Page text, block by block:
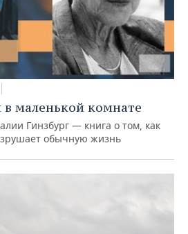
маленькой комнате
Гинзбург — книга о том, как
обычную жизнь